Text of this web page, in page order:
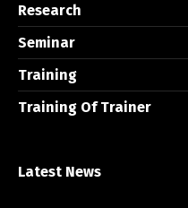
Research
Seminar
Training
Training Of Trainer
Latest News